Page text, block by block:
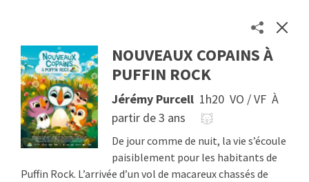
NOUVEAUX COPAINS À
PUFFIN ROCK
Jérémy Purcell 1h20 VO / VF À
partir de 3 ans
De jour comme de nuit, la vie s’écoule
paisiblement pour les habitants de
Puffin Rock. L’arrivée d’un vol de macareux chassés de
Les séances des cinémas toulousains en un clic
Séances
Cinémas
À propos
Contact
© 2026Etienne Delcambre